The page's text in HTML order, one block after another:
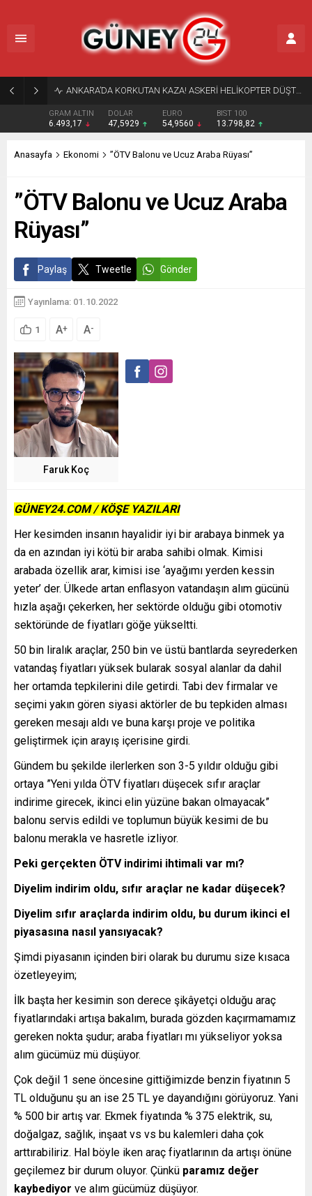
Gaziantep’te Sıcak Gelişme: BİRTEK-SEN Genel Başkanı Mehmet Türkmen Gözaltına Alındı!
GRAM ALTIN
6.493,17
DOLAR
47,5929
EURO
54,9560
BIST 100
13.798,82
Anasayfa Ekonomi ”ÖTV Balonu ve Ucuz Araba Rüyası”
”ÖTV Balonu ve Ucuz Araba
Rüyası”
Paylaş Tweetle Gönder
Yayınlama: 01.10.2022
1 A+ A-
Faruk Koç
GÜNEY24.COM / KÖŞE YAZILARI
Her kesimden insanın hayalidir iyi bir arabaya binmek ya
da en azından iyi kötü bir araba sahibi olmak. Kimisi
arabada özellik arar, kimisi ise ‘ayağımı yerden kessin
yeter’ der. Ülkede artan enflasyon vatandaşın alım gücünü
hızla aşağı çekerken, her sektörde olduğu gibi otomotiv
sektöründe de fiyatları göğe yükseltti.
50 bin liralık araçlar, 250 bin ve üstü bantlarda seyrederken
vatandaş fiyatları yüksek bularak sosyal alanlar da dahil
her ortamda tepkilerini dile getirdi. Tabi dev firmalar ve
seçimi yakın gören siyasi aktörler de bu tepkiden alması
gereken mesajı aldı ve buna karşı proje ve politika
geliştirmek için arayış içerisine girdi.
Gündem bu şekilde ilerlerken son 3-5 yıldır olduğu gibi
ortaya ”Yeni yılda ÖTV fiyatları düşecek sıfır araçlar
indirime girecek, ikinci elin yüzüne bakan olmayacak”
balonu servis edildi ve toplumun büyük kesimi de bu
balonu merakla ve hasretle izliyor.
Peki gerçekten ÖTV indirimi ihtimali var mı?
Diyelim indirim oldu, sıfır araçlar ne kadar düşecek?
Diyelim sıfır araçlarda indirim oldu, bu durum ikinci el
piyasasına nasıl yansıyacak?
Şimdi piyasanın içinden biri olarak bu durumu size kısaca
özetleyeyim;
İlk başta her kesimin son derece şikâyetçi olduğu araç
fiyatlarındaki artışa bakalım, burada gözden kaçırmamamız
gereken nokta şudur; araba fiyatları mı yükseliyor yoksa
alım gücümüz mü düşüyor.
Çok değil 1 sene öncesine gittiğimizde benzin fiyatının 5
TL olduğunu şu an ise 25 TL ye dayandığını görüyoruz. Yani
% 500 bir artış var. Ekmek fiyatında % 375 elektrik, su,
doğalgaz, sağlık, inşaat vs vs bu kalemleri daha çok
arttırabiliriz. Hal böyle iken araç fiyatlarının da artışı önüne
geçilemez bir durum oluyor. Çünkü paramız değer
kaybediyor ve alım gücümüz düşüyor.